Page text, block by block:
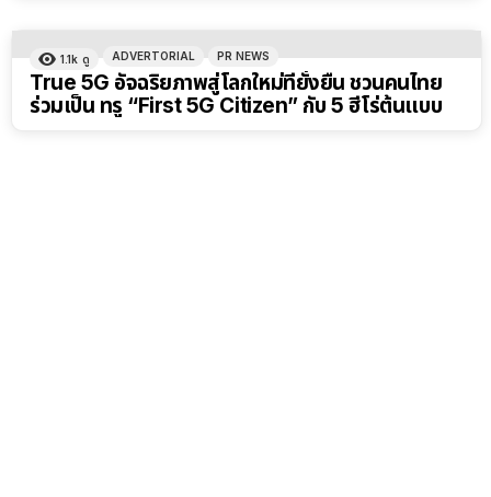
1.1k ดู ADVERTORIAL PR NEWS
True 5G อัจฉริยภาพสู่โลกใหม่ที่ยั่งยืน ชวนคนไทย
ร่วมเป็น ทรู “First 5G Citizen” กับ 5 ฮีโร่ต้นแบบ